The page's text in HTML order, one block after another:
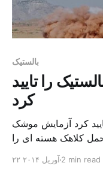
بالستیک
را تایید
کرد
کرد آزمایش موشک
قابلیت حمل کلاهک هسته ای را
بود. در بیانیه
اما تاکید شده که
۲۲ آوریل ۲۰۱۴ 2 min read